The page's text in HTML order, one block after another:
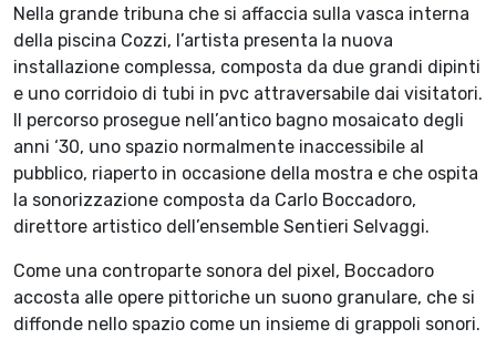
Nella grande tribuna che si affaccia sulla vasca interna
della piscina Cozzi, l’artista presenta la nuova
installazione complessa, composta da due grandi dipinti
e uno corridoio di tubi in pvc attraversabile dai visitatori.
Il percorso prosegue nell’antico bagno mosaicato degli
anni ‘30, uno spazio normalmente inaccessibile al
pubblico, riaperto in occasione della mostra e che ospita
la sonorizzazione composta da Carlo Boccadoro,
direttore artistico dell’ensemble Sentieri Selvaggi.
Come una controparte sonora del pixel, Boccadoro
accosta alle opere pittoriche un suono granulare, che si
diffonde nello spazio come un insieme di grappoli sonori.